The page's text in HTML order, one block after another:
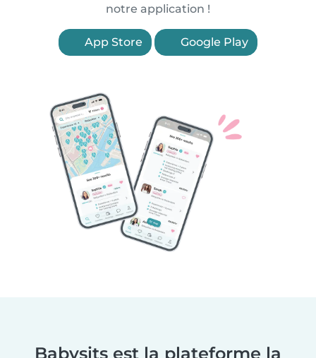
notre application !
App Store Google Play
Babysits est la plateforme la